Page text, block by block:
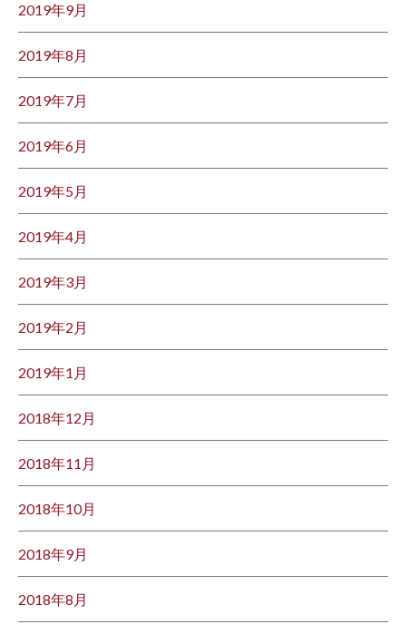
2019年9月
2019年8月
2019年7月
2019年6月
2019年5月
2019年4月
2019年3月
2019年2月
2019年1月
2018年12月
2018年11月
2018年10月
2018年9月
2018年8月